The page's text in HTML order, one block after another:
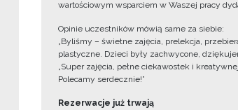
wartościowym wsparciem w Waszej pracy
Opinie uczestników mówią same za siebie:
„Byliśmy – świetne zajęcia, prelekcja,
plastyczne. Dzieci były zachwycone,
„Super zajęcia, pełne ciekawostek i
Polecamy serdecznie!”
Rezerwacje już trwają